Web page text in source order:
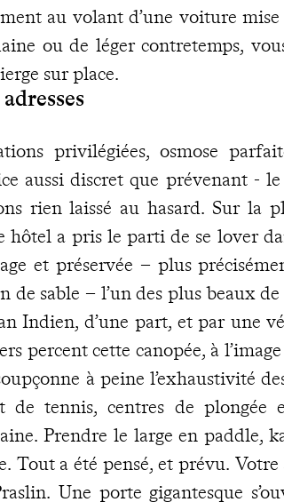
au volant d’une voiture
ou de léger contretemps,
sur place.
privilégiées, osmose
aussi discret que prévenant -
rien laissé au hasard. Sur la
hôtel a pris le parti de se lover
et préservée – plus
de sable – l’un des plus beaux
Indien, d’une part, et par une
percent cette canopée, à
à peine l’exhaustivité
de tennis, centres de plongée
Prendre le large en paddle,
Tout a été pensé, et prévu.
Une porte gigantesque